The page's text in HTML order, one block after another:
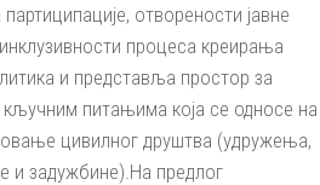
отворености јавне
процеса креирања
и представља простор за
кључним питањима која се односе на
цивилног друштва (удружења,
и задужбине).На предлог